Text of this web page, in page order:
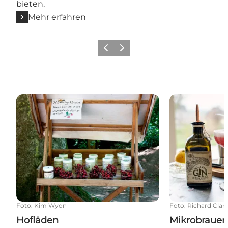
bieten.
Mehr erfahren
ZurückWeiter
Hofläden
Foto: Kim Wyon
Hofläden
Foto: Richard